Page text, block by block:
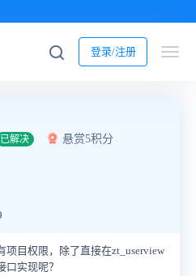
登录/注册
已解决 悬赏5积分
项目权限，除了直接在zt_userview
实现呢？